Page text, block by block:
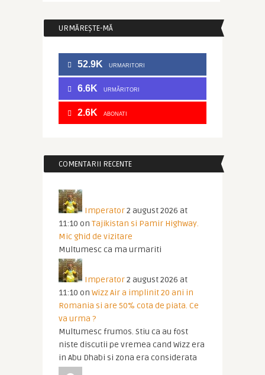
URMĂREȘTE-MĂ
52.9K URMARITORI
6.6K URMĂRITORI
2.6K ABONATI
COMENTARII RECENTE
Imperator2 august 2026 at
11:10 on Tajikistan si Pamir Highway.
Mic ghid de vizitare
Multumesc ca ma urmariti
Imperator2 august 2026 at
11:10 on Wizz Air a implinit 20 ani in
Romania si are 50% cota de piata. Ce
va urma ?
Multumesc frumos. Stiu ca au fost
niste discutii pe vremea cand Wizz era
in Abu Dhabi si zona era considerata